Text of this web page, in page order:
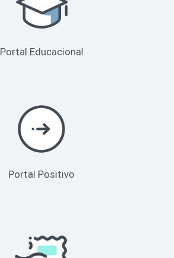
Portal Educacional
Portal Positivo